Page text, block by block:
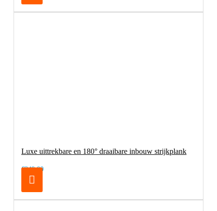
Luxe uittrekbare en 180° draaibare inbouw strijkplank
€249,00